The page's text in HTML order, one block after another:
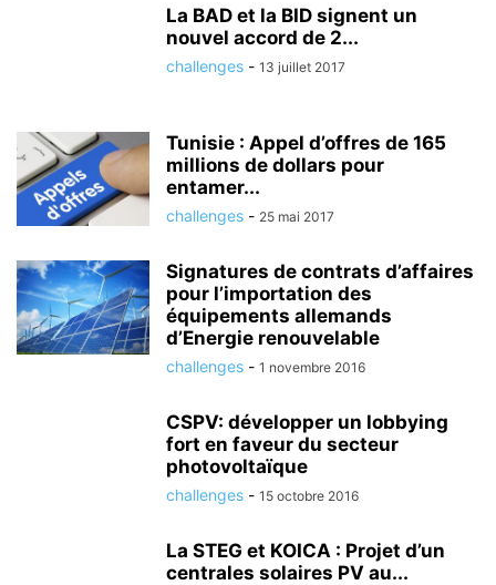
La BAD et la BID signent un
nouvel accord de 2...
challenges - 13 juillet 2017
Tunisie : Appel d’offres de 165
millions de dollars pour
entamer...
challenges - 25 mai 2017
Signatures de contrats d’affaires
pour l’importation des
équipements allemands
d’Energie renouvelable
challenges - 1 novembre 2016
CSPV: développer un lobbying
fort en faveur du secteur
photovoltaïque
challenges - 15 octobre 2016
La STEG et KOICA : Projet d’un
centrales solaires PV au...